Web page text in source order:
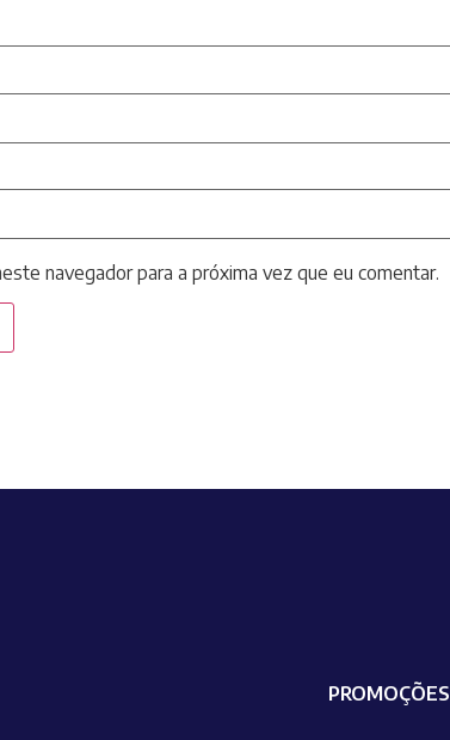
navegador para a próxima vez que eu comentar.
PROMOÇÕES